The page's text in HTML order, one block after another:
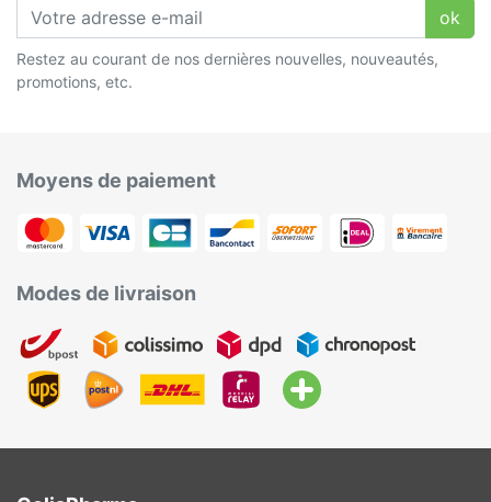
ok
Restez au courant de nos dernières nouvelles, nouveautés,
promotions, etc.
Moyens de paiement
Modes de livraison